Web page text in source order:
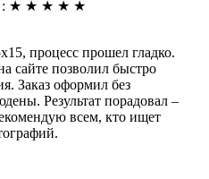
: ★ ★ ★ ★ ★
процесс прошел гладко.
сайте позволил быстро
Заказ оформил без
Результат порадовал –
всем, кто ищет